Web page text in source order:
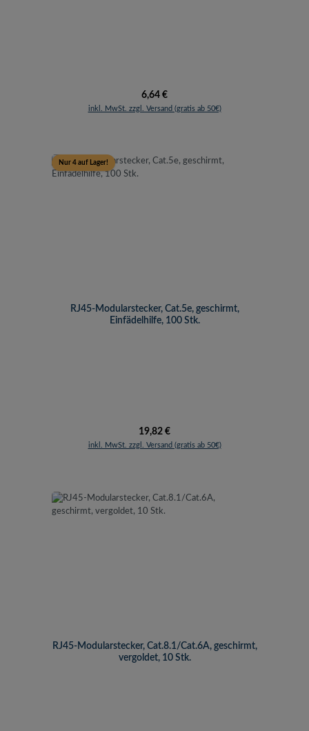
Regulärer Preis:
6,64 €
inkl. MwSt. zzgl. Versand (gratis ab 50€)
Nur 4 auf Lager!
RJ45-Modularstecker, Cat.5e, geschirmt,
Einfädelhilfe, 100 Stk.
Regulärer Preis:
19,82 €
inkl. MwSt. zzgl. Versand (gratis ab 50€)
RJ45-Modularstecker, Cat.8.1/Cat.6A, geschirmt,
vergoldet, 10 Stk.